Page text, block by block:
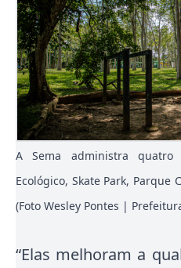
A Sema administra
Ecológico, Skate Park, Parque
(Foto Wesley Pontes |
“Elas melhoram a